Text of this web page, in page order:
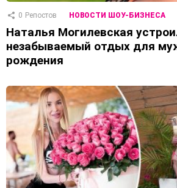
0 Репостов НОВОСТИ ШОУ-БИЗНЕСА
Наталья Могилевская
незабываемый отдых для
рождения